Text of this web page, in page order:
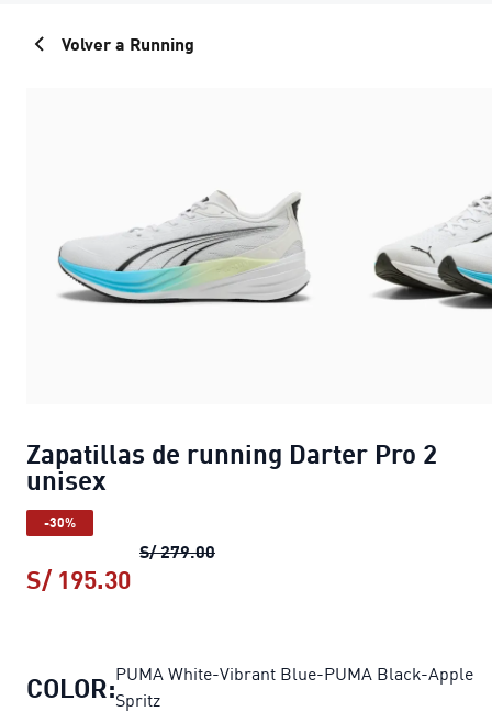
Volver a Running
Zapatillas de running Darter Pro 2
unisex
-30%
S/ 279.00Zapatillas de running Darter Pro
S/ 195.30
COLOR:PUMA White-Vibrant Blue-PUMA Black-Apple
Spritz